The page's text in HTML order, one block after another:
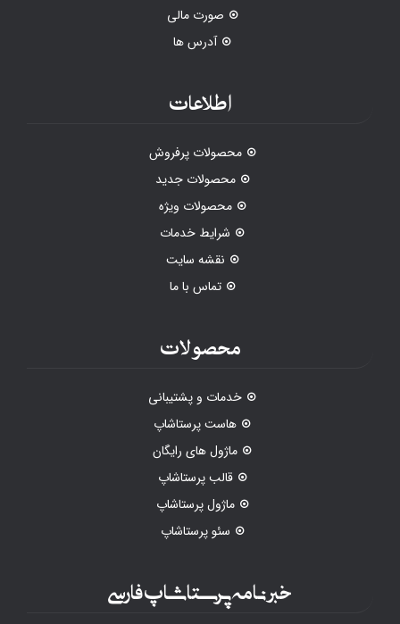
صورت مالی
آدرس ها
اطلاعات
محصولات پرفروش
محصولات جدید
محصولات ویژه
شرایط خدمات
نقشه سایت
تماس با ما
محصولات
خدمات و پشتیبانی
هاست پرستاشاپ
ماژول های رایگان
قالب پرستاشاپ
ماژول پرستاشاپ
سئو پرستاشاپ
خبرنامه پرستاشاپ فارسی